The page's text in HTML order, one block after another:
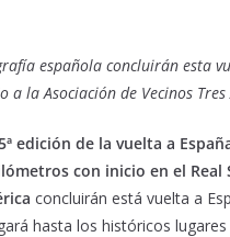
española concluirán esta
la Asociación de Vecinos
edición de la vuelta a
con inicio en el Real
concluirán está vuelta a
hasta los históricos